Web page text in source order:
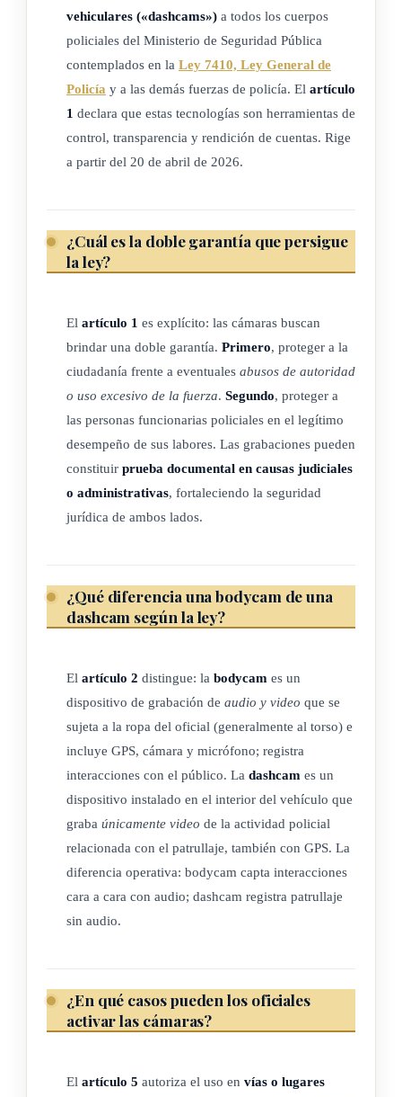
funcionarias policiales en el legítimo desempeño de sus
labores. Las imágenes y los sonidos captados podrán
constituir prueba documental en causas judiciales o
administrativas, con el valor probatorio que en cada caso
concreto se les asigne y contribuirán al fortalecimiento de la
ARTÍCULO 2
a) Bodycam: también llamadas cámaras corporales, son
dispositivos de grabación de audio y video que están
desempeño de sus funciones y en las interacciones con el
público. Las cámaras corporales incluyen un dispositivo
"GPS", una cámara y su respectivo micrófono.
graban, únicamente con video, la actividad policial
relacionada con el patrullaje. Cuentan con un dispositivo
funcionarios policiales en el desempeño de sus labores,
c) Datos personales: toda información concerniente a que
una determinada persona física pueda ser identificada o
identificable.
d) Base de datos: una base de datos es una recopilación
organizada, de información o datos estructurados, que
normalmente se almacena de forma electrónica en un
sistema informático, por la cual se pueden acceder,
gestionar, modificar, actualizar, controlar y organizar
datos resultante de la entrega de estos, de quien los
almacena hacia otra autoridad debidamente autorizada.
conjunto de operaciones efectuadas mediante
vehiculares («dashcams») a todos los cuerpos
policiales del Ministerio de Seguridad Pública
contemplados en la Ley 7410, Ley General de
Policía y a las demás fuerzas de policía. El artículo
1 declara que estas tecnologías son herramientas de
control, transparencia y rendición de cuentas. Rige
a partir del 20 de abril de 2026.
¿Cuál es la doble garantía que persigue
la ley?
El artículo 1 es explícito: las cámaras buscan
brindar una doble garantía. Primero, proteger a la
ciudadanía frente a eventuales abusos de autoridad
o uso excesivo de la fuerza. Segundo, proteger a
las personas funcionarias policiales en el legítimo
desempeño de sus labores. Las grabaciones pueden
constituir prueba documental en causas judiciales
o administrativas, fortaleciendo la seguridad
jurídica de ambos lados.
¿Qué diferencia una bodycam de una
dashcam según la ley?
El artículo 2 distingue: la bodycam es un
dispositivo de grabación de audio y video que se
sujeta a la ropa del oficial (generalmente al torso) e
incluye GPS, cámara y micrófono; registra
interacciones con el público. La dashcam es un
dispositivo instalado en el interior del vehículo que
graba únicamente video de la actividad policial
relacionada con el patrullaje, también con GPS. La
diferencia operativa: bodycam capta interacciones
cara a cara con audio; dashcam registra patrullaje
sin audio.
¿En qué casos pueden los oficiales
activar las cámaras?
El artículo 5 autoriza el uso en vías o lugares